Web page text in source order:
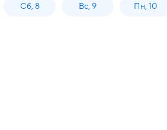
Сб, 8 Вс, 9 Пн, 10